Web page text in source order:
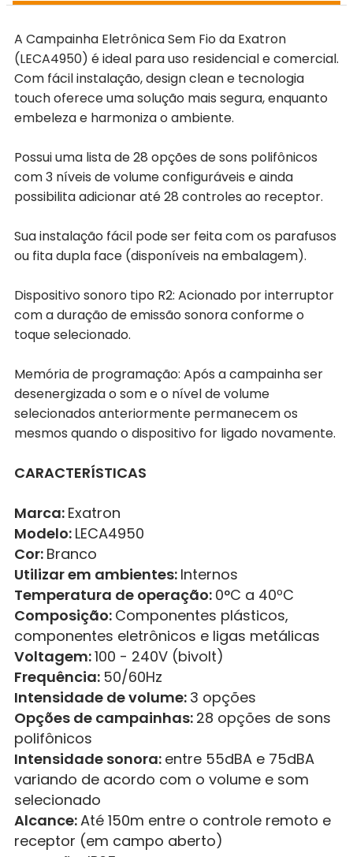
A Campainha Eletrônica Sem Fio da Exatron
(LECA4950) é ideal para uso residencial e comercial.
Com fácil instalação, design clean e tecnologia
touch oferece uma solução mais segura, enquanto
embeleza e harmoniza o ambiente.
Possui uma lista de 28 opções de sons polifônicos
com 3 níveis de volume configuráveis e ainda
possibilita adicionar até 28 controles ao receptor.
Sua instalação fácil pode ser feita com os parafusos
ou fita dupla face (disponíveis na embalagem).
Dispositivo sonoro tipo R2: Acionado por interruptor
com a duração de emissão sonora conforme o
toque selecionado.
Memória de programação: Após a campainha ser
desenergizada o som e o nível de volume
selecionados anteriormente permanecem os
mesmos quando o dispositivo for ligado novamente.
CARACTERÍSTICAS
Marca: Exatron
Modelo: LECA4950
Cor: Branco
Utilizar em ambientes: Internos
Temperatura de operação: 0°C a 40ºC
Composição: Componentes plásticos,
componentes eletrônicos e ligas metálicas
Voltagem:100 - 240V (bivolt)
Frequência: 50/60Hz
Intensidade de volume: 3 opções
Opções de campainhas: 28 opções de sons
polifônicos
Intensidade sonora: entre 55dBA e 75dBA
variando de acordo com o volume e som
selecionado
Alcance:Até 150m entre o controle remoto e
receptor (em campo aberto)